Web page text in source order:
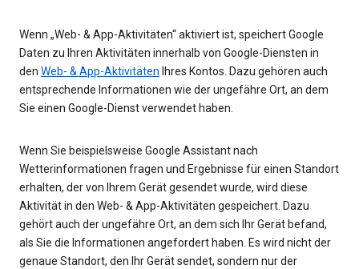
Wenn „Web- & App-Aktivitäten“ aktiviert ist, speichert Google
Daten zu Ihren Aktivitäten innerhalb von Google-Diensten in
den Web- & App-Aktivitäten Ihres Kontos. Dazu gehören auch
entsprechende Informationen wie der ungefähre Ort, an dem
Sie einen Google-Dienst verwendet haben.
Wenn Sie beispielsweise Google Assistant nach
Wetterinformationen fragen und Ergebnisse für einen Standort
erhalten, der von Ihrem Gerät gesendet wurde, wird diese
Aktivität in den Web- & App-Aktivitäten gespeichert. Dazu
gehört auch der ungefähre Ort, an dem sich Ihr Gerät befand,
als Sie die Informationen angefordert haben. Es wird nicht der
genaue Standort, den Ihr Gerät sendet, sondern nur der